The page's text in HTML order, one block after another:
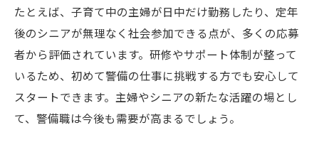
たとえば、子育て中の主婦が日中だけ勤務したり、定年
後のシニアが無理なく社会参加できる点が、多くの応募
者から評価されています。研修やサポート体制が整って
いるため、初めて警備の仕事に挑戦する方でも安心して
スタートできます。主婦やシニアの新たな活躍の場とし
て、警備職は今後も需要が高まるでしょう。